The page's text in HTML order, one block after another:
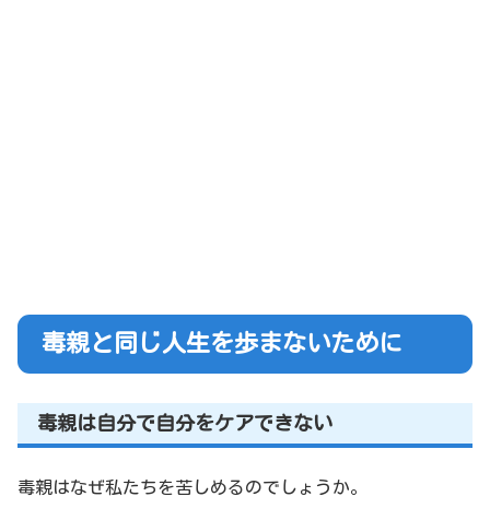
毒親と同じ人生を歩まないために
毒親は自分で自分をケアできない
毒親はなぜ私たちを苦しめるのでしょうか。